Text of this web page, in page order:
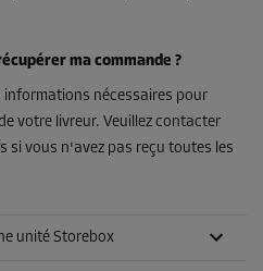
ma commande ?
informations nécessaires pour
votre livreur. Veuillez contacter
si vous n'avez pas reçu toutes les
unité Storebox